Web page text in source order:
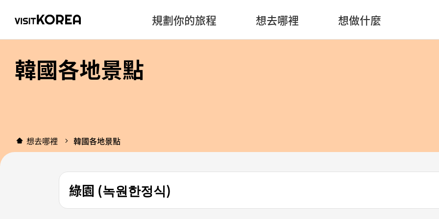
規劃你的旅程 想去哪裡 想做什麼
韓國各地景點
想去哪裡 韓國各地景點
綠園 (녹원한정식)